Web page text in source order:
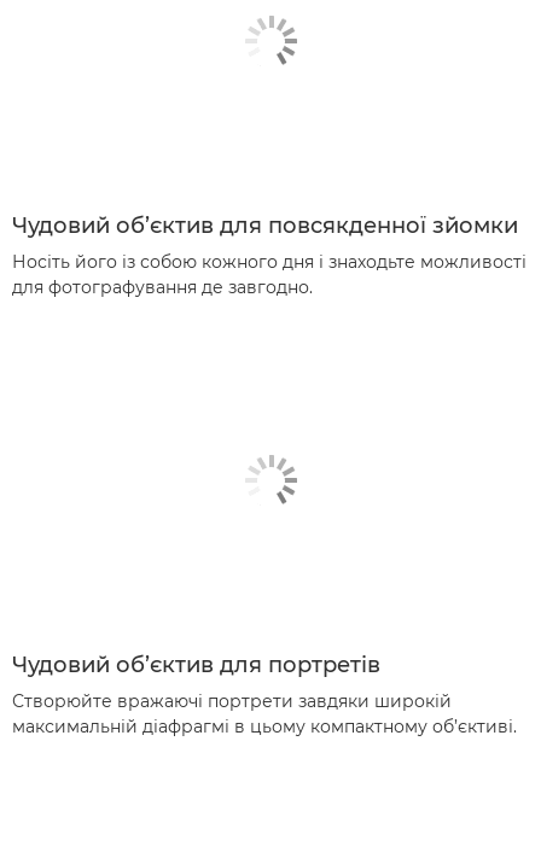
Чудовий об’єктив для повсякденної зйомки
Носіть його із собою кожного дня і знаходьте можливості
для фотографування де завгодно.
Чудовий об’єктив для портретів
Створюйте вражаючі портрети завдяки широкій
максимальній діафрагмі в цьому компактному об’єктиві.